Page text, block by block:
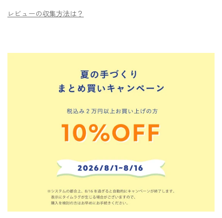
レビューの収集方法は？